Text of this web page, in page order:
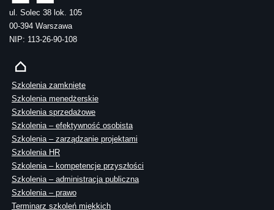
ul. Solec 38 lok. 105
00-394 Warszawa
NIP: 113-26-90-108
Szkolenia zamknięte
Szkolenia menedżerskie
Szkolenia sprzedażowe
Szkolenia – efektywność osobista
Szkolenia – zarządzanie projektami
Szkolenia HR
Szkolenia – kompetencje przyszłości
Szkolenia – administracja publiczna
Szkolenia – prawo
Terminarz szkoleń miękkich